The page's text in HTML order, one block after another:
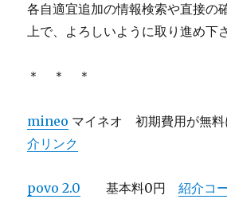
各自適宜追加の情報検索や直接の
上で、よろしいように取り進め下
＊ ＊ ＊
mineo マイネオ 初期費用が無料
介リンク
povo 2.0 基本料0円紹介コ